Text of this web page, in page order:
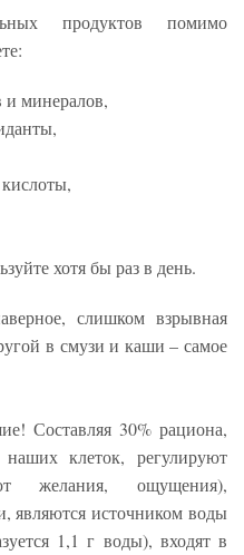
продуктов помимо
и минералов,
хотя бы раз в день.
слишком взрывная
в смузи и каши – самое
Составляя 30% рациона,
клеток, регулируют
желания, ощущения),
являются источником воды
1,1 г воды), входят в